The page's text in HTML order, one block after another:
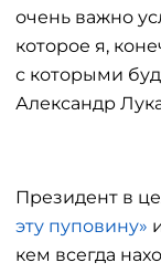
очень важно
которое я,
с которыми
Александр
Президент в
эту пуповину»
кем всегда